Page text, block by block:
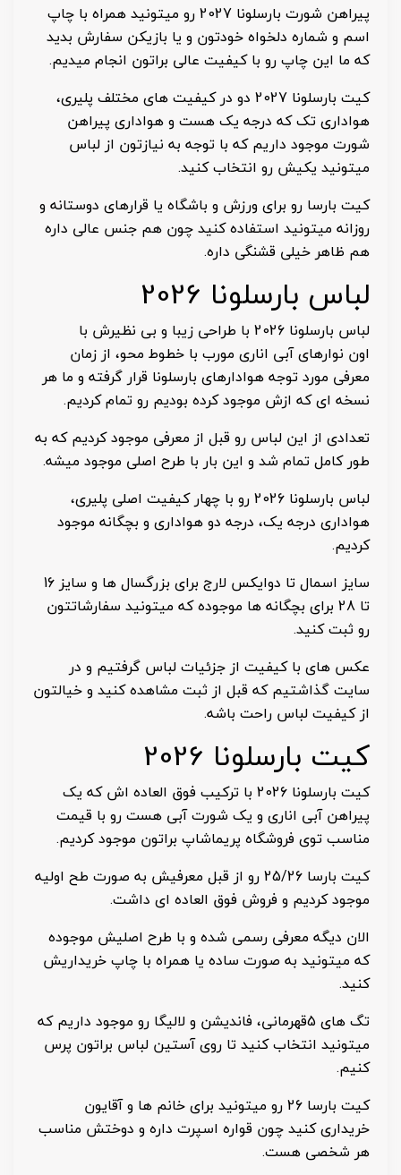
پیراهن شورت بارسلونا 2027 رو میتونید همراه با چاپ
اسم و شماره دلخواه خودتون و یا بازیکن سفارش بدید
که ما این چاپ رو با کیفیت عالی براتون انجام میدیم.
کیت بارسلونا 2027 دو در کیفیت های مختلف پلیری،
هواداری تک که درجه یک هست و هواداری پیراهن
شورت موجود داریم که با توجه به نیازتون از لباس
میتونید یکیش رو انتخاب کنید.
کیت بارسا رو برای ورزش و باشگاه یا قرارهای دوستانه و
روزانه میتونید استفاده کنید چون هم جنس عالی داره
هم ظاهر خیلی قشنگی داره.
لباس بارسلونا 2026
لباس بارسلونا 2026 با طراحی زیبا و بی نظیرش با
اون نوارهای آبی اناری مورب با خطوط محو، از زمان
معرفی مورد توجه هوادارهای بارسلونا قرار گرفته و ما هر
نسخه ای که ازش موجود کرده بودیم رو تمام کردیم.
تعدادی از این لباس رو قبل از معرفی موجود کردیم که به
طور کامل تمام شد و این بار با طرح اصلی موجود میشه.
لباس بارسلونا 2026 رو با چهار کیفیت اصلی پلیری،
هواداری درجه یک، درجه دو هواداری و بچگانه موجود
کردیم.
سایز اسمال تا دوایکس لارج برای بزرگسال ها و سایز 16
تا 28 برای بچگانه ها موجوده که میتونید سفارشاتتون
رو ثبت کنید.
عکس های با کیفیت از جزئیات لباس گرفتیم و در
سایت گذاشتیم که قبل از ثبت مشاهده کنید و خیالتون
از کیفیت لباس راحت باشه.
کیت بارسلونا 2026
کیت بارسلونا 2026 با ترکیب فوق العاده اش که یک
پیراهن آبی اناری و یک شورت آبی هست رو با قیمت
مناسب توی فروشگاه پریماشاپ براتون موجود کردیم.
کیت بارسا 25/26 رو از قبل معرفیش به صورت طح اولیه
موجود کردیم و فروش فوق العاده ای داشت.
الان دیگه معرفی رسمی شده و با طرح اصلیش موجوده
که میتونید به صورت ساده یا همراه با چاپ خریداریش
کنید.
تگ های 5قهرمانی، فاندیشن و لالیگا رو موجود داریم که
میتونید انتخاب کنید تا روی آستین لباس براتون پرس
کنیم.
کیت بارسا 26 رو میتونید برای خانم ها و آقایون
خریداری کنید چون قواره اسپرت داره و دوختش مناسب
هر شخصی هست.